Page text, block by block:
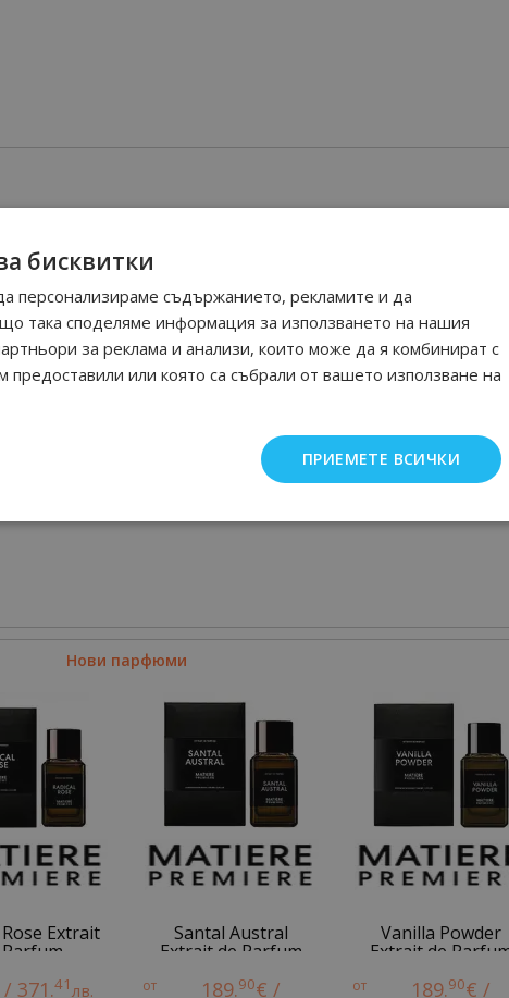
Нови парфюми
Extrait
371.41лв.
Santal Austral
Extrait de Parfum
от 189.90€ /
Vanilla Powder
Extrait de
от 189.90€ /
бисквитки
персонализираме съдържанието, рекламите и да
така споделяме информация за използването на нашия
за реклама и анализи, които може да я комбинират с
предоставили или която са събрали от вашето използване на
ПРИЕМЕТЕ ВСИЧКИ